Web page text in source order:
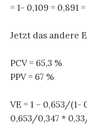
= 1- 0,109 = 0,891 =
Jetzt das andere
PCV = 65,3 %
PPV = 67 %
VE = 1 – 0,653/(1-
0,653/0,347 *